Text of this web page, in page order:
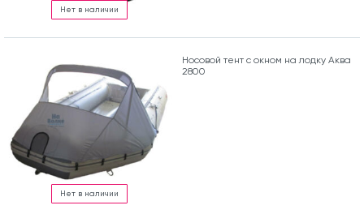
Нет в наличии
Нет в наличии
Носовой тент с окном на лодку Аква
2800